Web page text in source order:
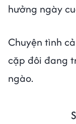
hưởng ngày
Chuyện tình
cặp đôi đang
ngào.